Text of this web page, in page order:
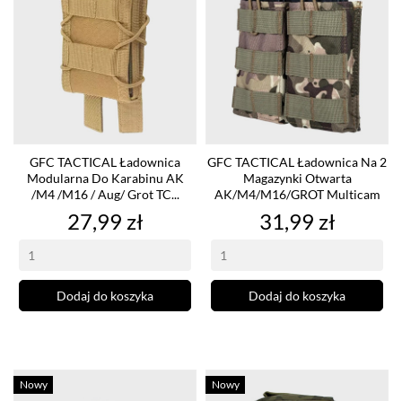
GFC TACTICAL Ładownica
Modularna Do Karabinu AK
/M4 /M16 / Aug/ Grot TC...
Cena
27,99 zł
Dodaj do koszyka
GFC TACTICAL Ładownica Na 2
Magazynki Otwarta
AK/M4/M16/GROT Multicam
Cena
31,99 zł
Dodaj do koszyka
Nowy Nowy